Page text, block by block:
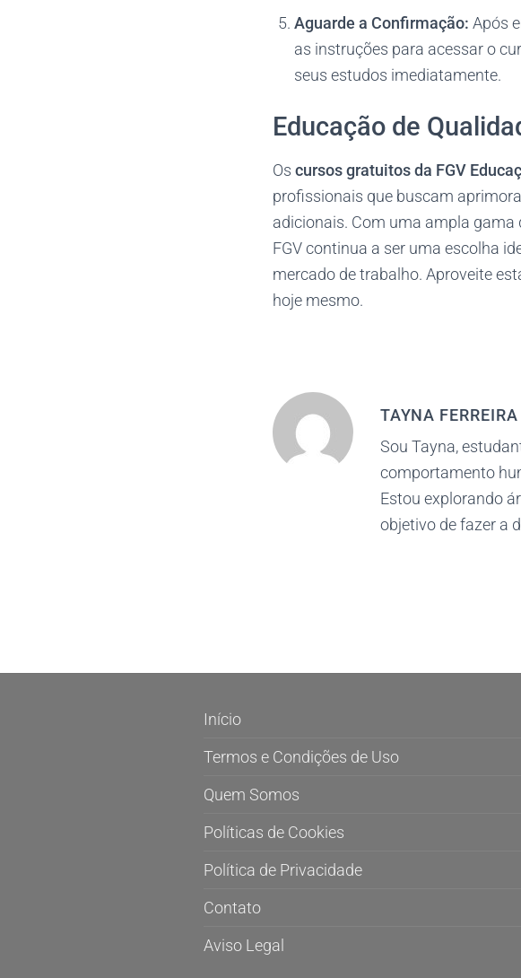
Aguarde a Confirmação: Após
as instruções para acessar o
seus estudos imediatamente.
Educação de
Os cursos gratuitos da FGV
profissionais que buscam
adicionais. Com uma ampla gama
FGV continua a ser uma escolha
mercado de trabalho. Aproveite
hoje mesmo.
TAYNA FERREIRA
Sou Tayna,
comportamento
Estou explorando
objetivo de fazer a
Início
Termos e Condições de Uso
Quem Somos
Políticas de Cookies
Política de Privacidade
Contato
Aviso Legal